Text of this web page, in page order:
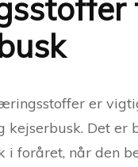
er
kejserbusk. Det er
i foråret, når den